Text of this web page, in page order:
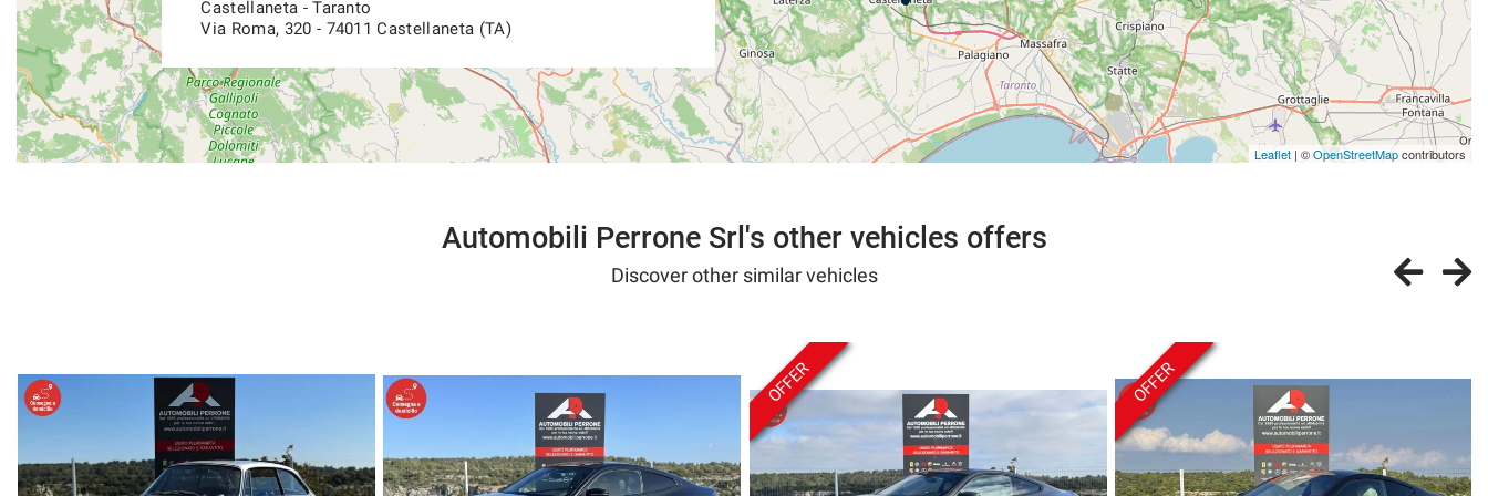
Castellaneta - Taranto
Via Roma, 320 - 74011 Castellaneta (TA)
Leaflet | ©OpenStreetMapcontributors
Automobili Perrone Srl's other vehicles offers
Discover other similar vehicles
OFFER OFFER